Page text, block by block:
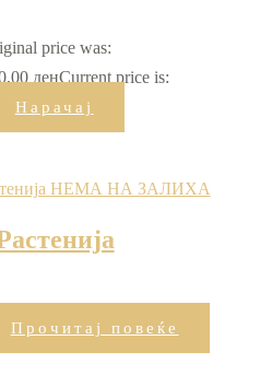
price was:
денCurrent price is:
Нарачај
НЕМА НА ЗАЛИХА
Прочитај повеќе